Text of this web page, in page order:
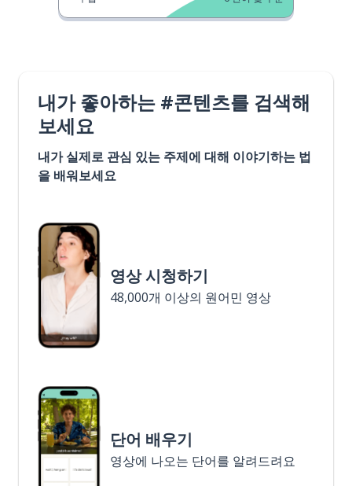
내가 좋아하는 #콘텐츠를 검색해
보세요
내가 실제로 관심 있는 주제에 대해 이야기하는 법
을 배워보세요
영상 시청하기
48,000개 이상의 원어민 영상
단어 배우기
영상에 나오는 단어를 알려드려요